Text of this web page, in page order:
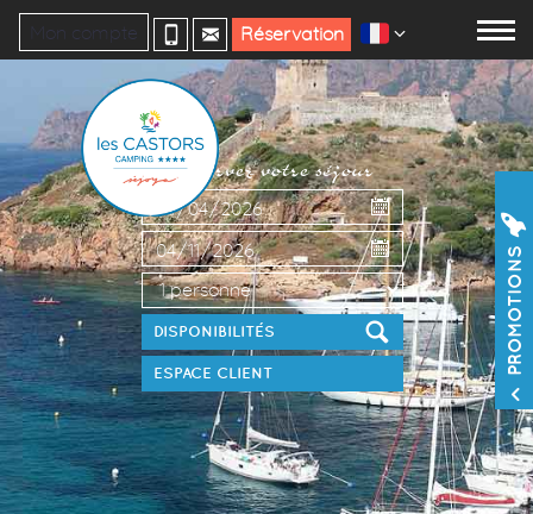
Mon compte Réservation
PROMOTIONS
Réservez votre séjour
ESPACE CLIENT